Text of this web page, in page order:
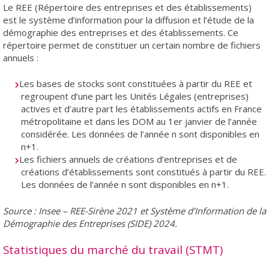
Le REE (Répertoire des entreprises et des établissements)
est le système d’information pour la diffusion et l’étude de la
démographie des entreprises et des établissements. Ce
répertoire permet de constituer un certain nombre de fichiers
annuels :
Les bases de stocks sont constituées à partir du REE et
regroupent d’une part les Unités Légales (entreprises)
actives et d’autre part les établissements actifs en France
métropolitaine et dans les DOM au 1er janvier de l’année
considérée. Les données de l’année n sont disponibles en
n+1.
Les fichiers annuels de créations d’entreprises et de
créations d’établissements sont constitués à partir du REE.
Les données de l’année n sont disponibles en n+1.
Source : Insee – REE-Sirène 2021 et Système d’Information de la
Démographie des Entreprises (SIDE) 2024.
Statistiques du marché du travail (STMT)